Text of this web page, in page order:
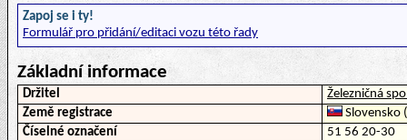
Zapoj se i ty!
Formulář pro přidání/editaci vozu této řady
Základní informace
Držitel
Železničná
Země registrace
Slovensko
Číselné označení
51 56 20-30